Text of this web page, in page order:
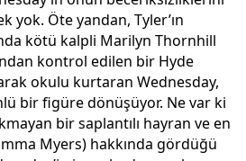
yok. Öte yandan, Tyler’ın
kötü kalpli Marilyn Thornhill
kontrol edilen bir Hyde
okulu kurtaran Wednesday,
bir figüre dönüşüyor. Ne var ki
bir saplantılı hayran ve en
Myers) hakkında gördüğü